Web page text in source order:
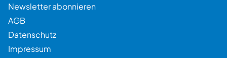
Newsletter abonnieren
AGB
Datenschutz
Impressum